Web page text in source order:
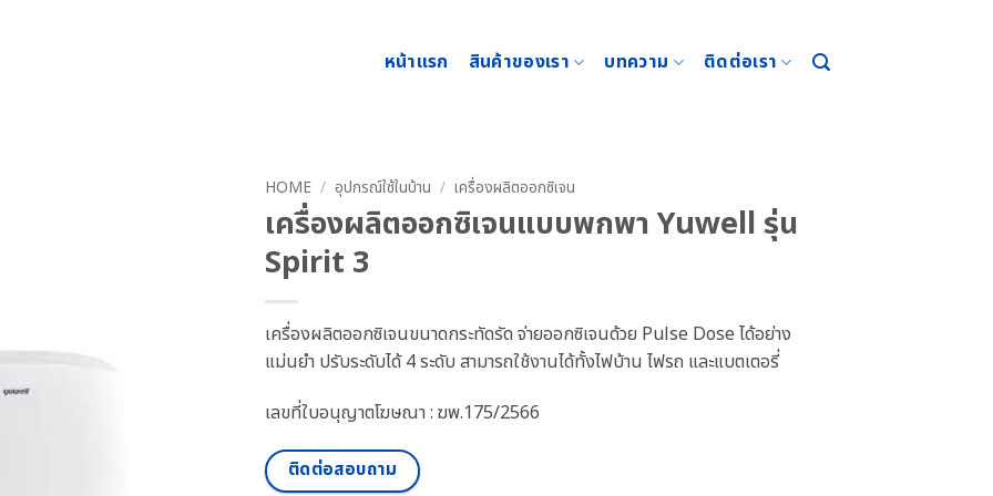
หน้าแรก สินค้าของเรา บทความ ติดต่อเรา
HOME / อุปกรณ์ใช้ในบ้าน / เครื่องผลิตออกซิเจน
เครื่องผลิตออกซิเจนแบบพกพา Yuwell รุ่น
Spirit 3
เครื่องผลิตออกซิเจนขนาดกระทัดรัด จ่ายออกซิเจนด้วย Pulse Dose ได้อย่าง
แม่นยำ ปรับระดับได้ 4 ระดับ สามารถใช้งานได้ทั้งไฟบ้าน ไฟรถ และแบตเตอรี่
เลขที่ใบอนุญาตโฆษณา : ฆพ.175/2566
ติดต่อสอบถาม